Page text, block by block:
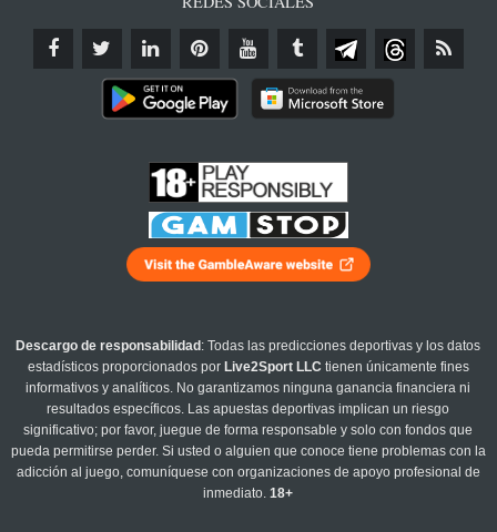
Descargo de responsabilidad : Todas las predicciones deportivas y los datos
estadísticos proporcionados por Live2Sport LLC tienen únicamente fines
informativos y analíticos. No garantizamos ninguna ganancia financiera ni
resultados específicos. Las apuestas deportivas implican un riesgo
significativo; por favor, juegue de forma responsable y solo con fondos que
pueda permitirse perder. Si usted o alguien que conoce tiene problemas con la
adicción al juego, comuníquese con organizaciones de apoyo profesional de
inmediato.18+